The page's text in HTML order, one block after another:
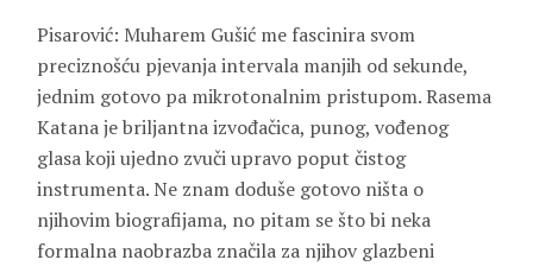
Pisarović: Muharem Gušić me fascinira svom
preciznošću pjevanja intervala manjih od sekunde,
jednim gotovo pa mikrotonalnim pristupom. Rasema
Katana je briljantna izvođačica, punog, vođenog
glasa koji ujedno zvuči upravo poput čistog
instrumenta. Ne znam doduše gotovo ništa o
njihovim biografijama, no pitam se što bi neka
formalna naobrazba značila za njihov glazbeni